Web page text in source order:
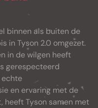
binnen als buiten de
in Tyson 2.0 omgezet.
in de wilgen heeft
gerespecteerd
echte
en ervaring met de
heeft Tyson samen met